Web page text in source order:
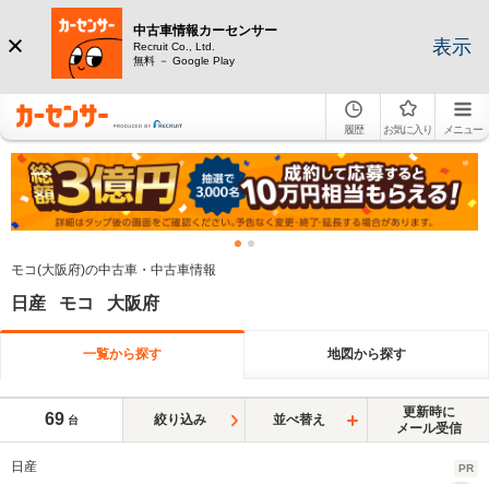
中古車情報カーセンサー
Recruit Co., Ltd.
無料 － Google Play
表示
履歴 お気に入り メニュー
モコ(大阪府)の中古車・中古車情報
日産 モコ 大阪府
一覧から探す 地図から探す
69 台 絞り込み 並べ替え
更新時に
メール受信
日産 PR